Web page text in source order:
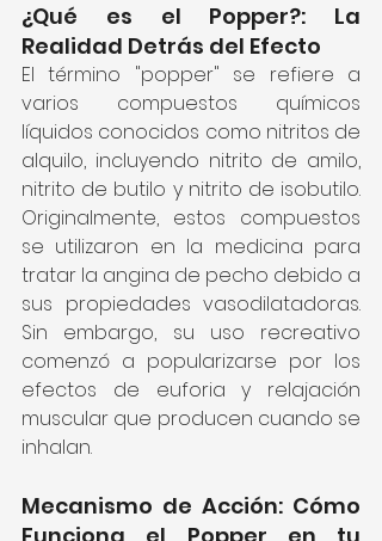
¿Qué es el Popper?: La
Realidad Detrás del Efecto
El término "popper" se refiere a
varios compuestos químicos
líquidos conocidos como nitritos de
alquilo, incluyendo nitrito de amilo,
nitrito de butilo y nitrito de isobutilo.
Originalmente, estos compuestos
se utilizaron en la medicina para
tratar la angina de pecho debido a
sus propiedades vasodilatadoras.
Sin embargo, su uso recreativo
comenzó a popularizarse por los
efectos de euforia y relajación
muscular que producen cuando se
inhalan.
Mecanismo de Acción: Cómo